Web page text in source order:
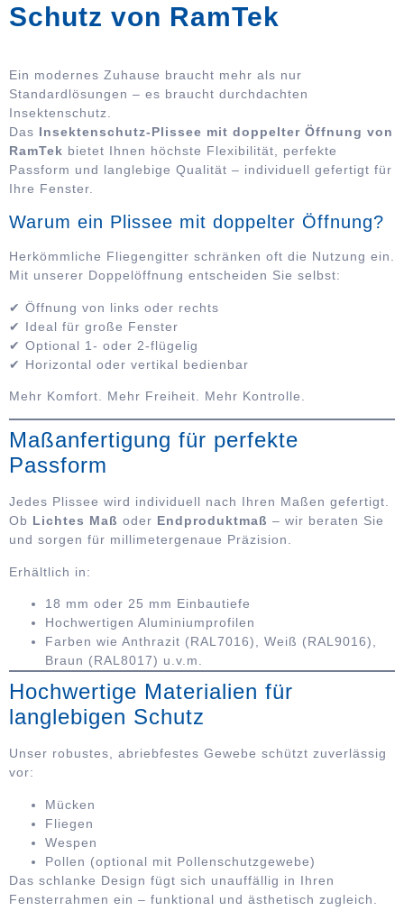
Schutz von RamTek
Ein modernes Zuhause braucht mehr als nur
Standardlösungen – es braucht durchdachten
Insektenschutz.
Das Insektenschutz-Plissee mit doppelter Öffnung von
RamTek bietet Ihnen höchste Flexibilität, perfekte
Passform und langlebige Qualität – individuell gefertigt für
Ihre Fenster.
Warum ein Plissee mit doppelter Öffnung?
Herkömmliche Fliegengitter schränken oft die Nutzung ein.
Mit unserer Doppelöffnung entscheiden Sie selbst:
✔ Öffnung von links oder rechts
✔ Ideal für große Fenster
✔ Optional 1- oder 2-flügelig
✔ Horizontal oder vertikal bedienbar
Mehr Komfort. Mehr Freiheit. Mehr Kontrolle.
Maßanfertigung für perfekte
Passform
Jedes Plissee wird individuell nach Ihren Maßen gefertigt.
Ob Lichtes Maß oder Endproduktmaß – wir beraten Sie
und sorgen für millimetergenaue Präzision.
Erhältlich in:
18 mm oder 25 mm Einbautiefe
Hochwertigen Aluminiumprofilen
Farben wie Anthrazit (RAL7016), Weiß (RAL9016),
Braun (RAL8017) u.v.m.
Hochwertige Materialien für
langlebigen Schutz
Unser robustes, abriebfestes Gewebe schützt zuverlässig
vor:
Mücken
Fliegen
Wespen
Pollen (optional mit Pollenschutzgewebe)
Das schlanke Design fügt sich unauffällig in Ihren
Fensterrahmen ein – funktional und ästhetisch zugleich.